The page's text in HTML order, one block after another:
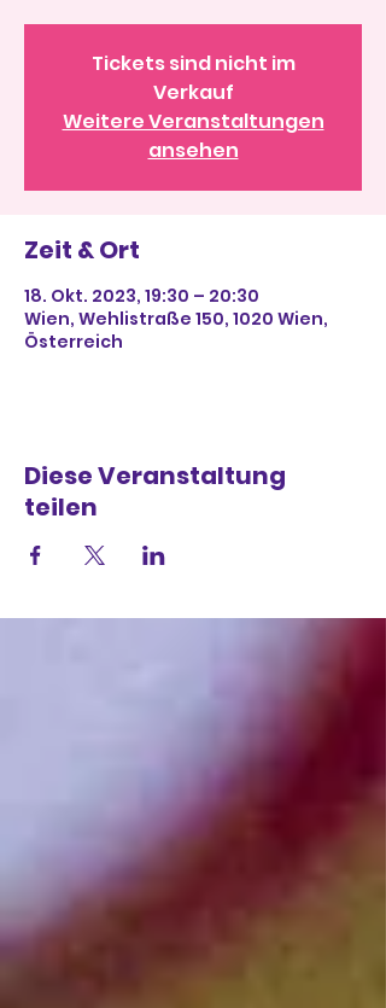
Tickets sind nicht im
Verkauf
Weitere Veranstaltungen
ansehen
Zeit & Ort
18. Okt. 2023, 19:30 – 20:30
Wien, Wehlistraße 150, 1020 Wien,
Österreich
Diese Veranstaltung
teilen